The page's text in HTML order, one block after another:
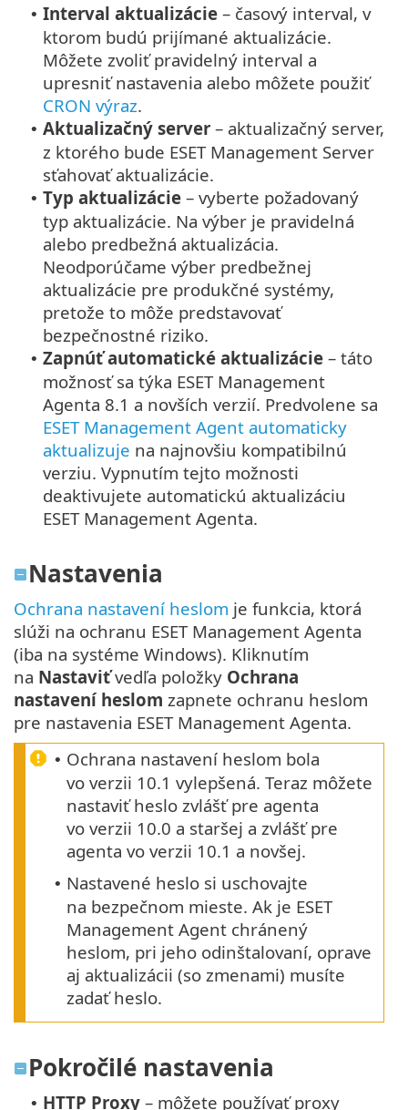
• Interval aktualizácie – časový interval, v
ktorom budú prijímané aktualizácie.
Môžete zvoliť pravidelný interval a
upresniť nastavenia alebo môžete použiť
CRON výraz.
• Aktualizačný server – aktualizačný server,
z ktorého bude ESET Management Server
sťahovať aktualizácie.
• Typ aktualizácie – vyberte požadovaný
typ aktualizácie. Na výber je pravidelná
alebo predbežná aktualizácia.
Neodporúčame výber predbežnej
aktualizácie pre produkčné systémy,
pretože to môže predstavovať
bezpečnostné riziko.
• Zapnúť automatické aktualizácie – táto
možnosť sa týka ESET Management
Agenta 8.1 a novších verzií. Predvolene sa
ESET Management Agent automaticky
aktualizuje na najnovšiu kompatibilnú
verziu. Vypnutím tejto možnosti
deaktivujete automatickú aktualizáciu
ESET Management Agenta.
Nastavenia
Ochrana nastavení heslom je funkcia, ktorá
slúži na ochranu ESET Management Agenta
(iba na systéme Windows). Kliknutím
na Nastaviťvedľa položky Ochrana
nastavení heslom zapnete ochranu heslom
pre nastavenia ESET Management Agenta.
• Ochrana nastavení heslom bola
vo verzii 10.1 vylepšená. Teraz môžete
nastaviť heslo zvlášť pre agenta
vo verzii 10.0 a staršej a zvlášť pre
agenta vo verzii 10.1 a novšej.
• Nastavené heslo si uschovajte
na bezpečnom mieste. Ak je ESET
Management Agent chránený
heslom, pri jeho odinštalovaní, oprave
aj aktualizácii (so zmenami) musíte
zadať heslo.
Pokročilé nastavenia
• HTTP Proxy – môžete používať proxy